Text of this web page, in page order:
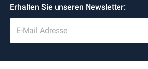
Erhalten Sie unseren Newsletter:
E-Mail Adresse